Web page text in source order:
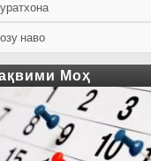
наво
Моҳ